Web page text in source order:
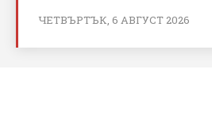
ЧЕТВЪРТЪК, 6 АВГУСТ 2026